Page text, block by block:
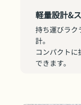
軽量設計&
持ち運びラク
計。
コンパクトに
できます。